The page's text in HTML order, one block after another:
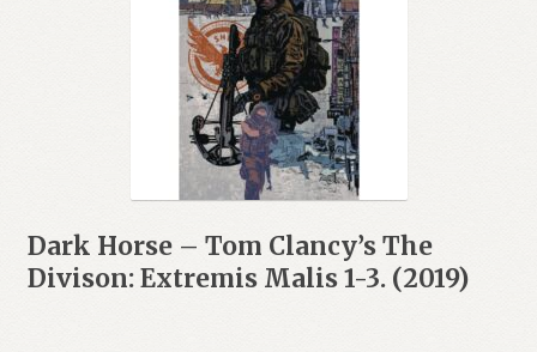
Dark Horse – Tom Clancy’s The
Divison: Extremis Malis 1-3. (2019)